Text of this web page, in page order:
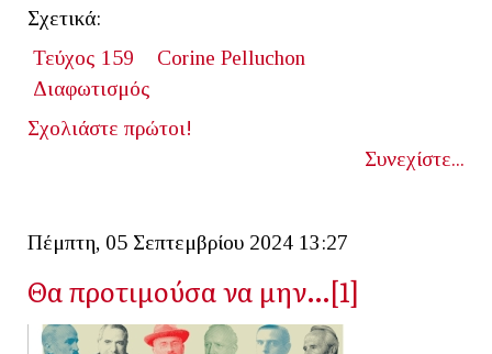
Σχετικά:
Τεύχος 159
Corine Pelluchon
Διαφωτισμός
Σχολιάστε πρώτοι!
Συνεχίστε...
Πέμπτη, 05 Σεπτεμβρίου 2024 13:27
Θα προτιμούσα να μην…[1]